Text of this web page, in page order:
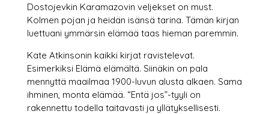
Dostojevkin Karamazovin veljekset on must.
Kolmen pojan ja heidän isänsä tarina. Tämän kirjan
luettuani ymmärsin elämää taas hieman paremmin.
Kate Atkinsonin kaikki kirjat ravistelevat.
Esimerkiksi Elämä elämältä. Siinäkin on pala
mennyttä maailmaa 1900-luvun alusta alkaen. Sama
ihminen, monta elämää. “Entä jos”-tyyli on
rakennettu todella taitavasti ja yllätyksellisesti.